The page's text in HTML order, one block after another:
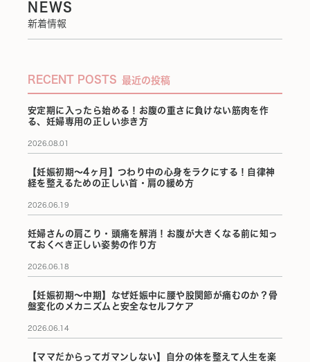
NEWS
新着情報
RECENT POSTS 最近の投稿
安定期に入ったら始める！お腹の重さに負けない筋肉を作
る、妊婦専用の正しい歩き方
2026.08.01
【妊娠初期〜4ヶ月】つわり中の心身をラクにする！自律神
経を整えるための正しい首・肩の緩め方
2026.06.19
妊婦さんの肩こり・頭痛を解消！お腹が大きくなる前に知っ
ておくべき正しい姿勢の作り方
2026.06.18
【妊娠初期〜中期】なぜ妊娠中に腰や股関節が痛むのか？骨
盤変化のメカニズムと安全なセルフケア
2026.06.14
【ママだからってガマンしない】自分の体を整えて人生を楽